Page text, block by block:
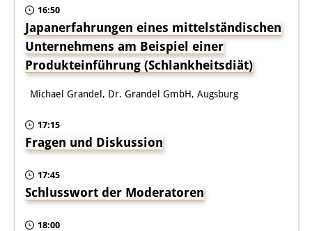
16:50
Japanerfahrungen eines mittelständischen
Unternehmens am Beispiel einer
Produkteinführung (Schlankheitsdiät)
Michael Grandel, Dr. Grandel GmbH, Augsburg
17:15
Fragen und Diskussion
17:45
Schlusswort der Moderatoren
18:00